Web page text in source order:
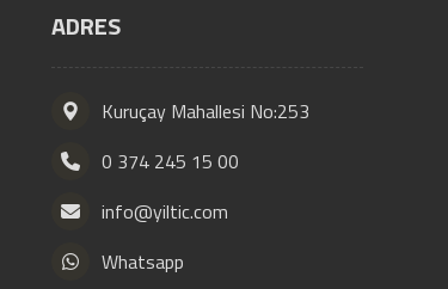
ADRES
Kuruçay Mahallesi No:253
0 374 245 15 00
info@yiltic.com
Whatsapp